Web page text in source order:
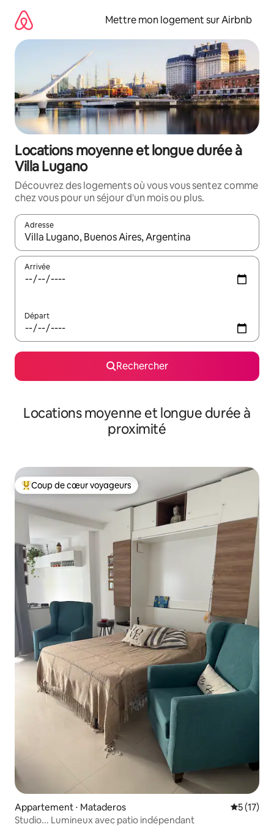
directement
contenu
Mettre mon logement sur Airbnb
Locations moyenne et longue durée à
Villa Lugano
Découvrez des logements où vous vous sentez comme
chez vous pour un séjour d'un mois ou plus.
Adresse
Lorsque les résultats s'affichent, utilisez les flèches vers le
Arrivée
Départ
Rechercher
Locations moyenne et longue durée à
proximité
Coups de cœur voyageurs les plus appréciés
Coup de cœur voyageurs
Appartement ⋅ Mataderos
5 (17)
Studio... Lumineux avec patio indépendant